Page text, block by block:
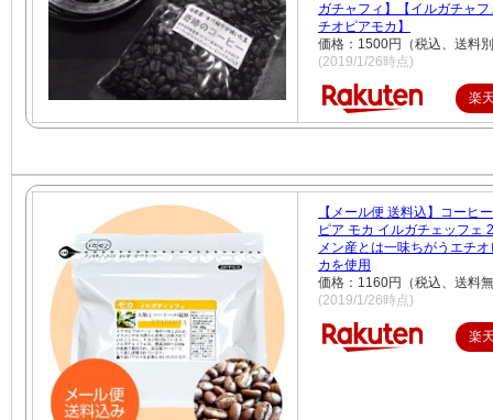
ガチャフィ】【イルガチャフ
チオピアモカ】
価格：1500円（税込、送料
(2019/1/26時点)
楽
【メール便 送料込】コーヒ
ピア モカ イルガチェッフェ
メン産とは一味ちがうエチ
カを使用
価格：1160円（税込、送料
(2019/1/26時点)
楽